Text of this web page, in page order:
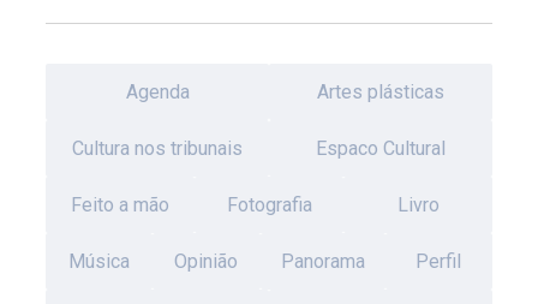
Agenda Artes plásticas
Cultura nos tribunais Espaco Cultural
Feito a mão Fotografia Livro
Música Opinião Panorama Perfil